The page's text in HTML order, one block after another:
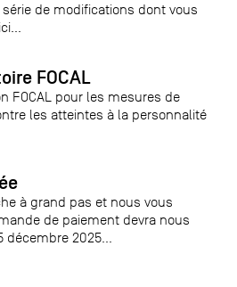
de modifications dont vous
FOCAL
FOCAL pour les mesures de
les atteintes à la personnalité
à grand pas et nous vous
de paiement devra nous
2025...